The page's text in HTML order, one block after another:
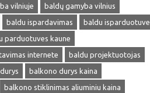
vilniuje
baldų gamyba vilnius
baldu ispardavimas
baldu isparduotuve
parduotuves kaune
internete
baldu projektuotojas
balkono durys kaina
balkono stiklinimas aliuminiu kaina